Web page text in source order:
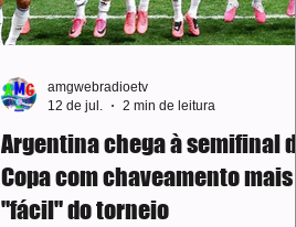
Argentina chega à semifinal da
Copa com chaveamento mais
"fácil" do torneio
amgwebradioetv
12 de jul.
2 min de leitura